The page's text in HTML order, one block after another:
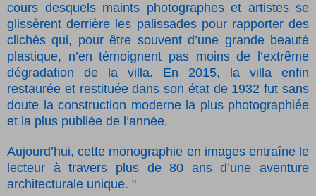
cours desquels maints photographes et artistes se
glissèrent derrière les palissades pour rapporter des
clichés qui, pour être souvent d’une grande beauté
plastique, n’en témoignent pas moins de l’extrême
dégradation de la villa. En 2015, la villa enfin
restaurée et restituée dans son état de 1932 fut sans
doute la construction moderne la plus photographiée
et la plus publiée de l’année.
Aujourd’hui, cette monographie en images entraîne le
lecteur à travers plus de 80 ans d’une aventure
architecturale unique. "